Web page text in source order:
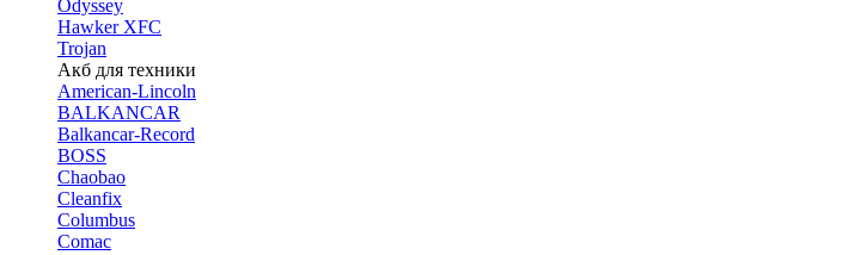
Odyssey
Hawker XFC
Trojan
Акб для техники
American-Lincoln
BALKANCAR
Balkancar-Record
BOSS
Chaobao
Cleanfix
Columbus
Comac